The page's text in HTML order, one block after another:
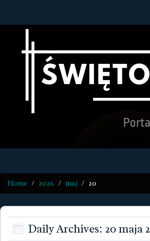
Home 2026 maj 20
Daily Archives: 20 maja